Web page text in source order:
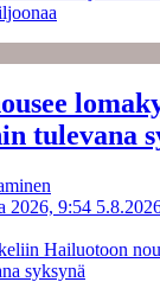
tulevana
2026, 9:54
Hailuotoon
syksynä